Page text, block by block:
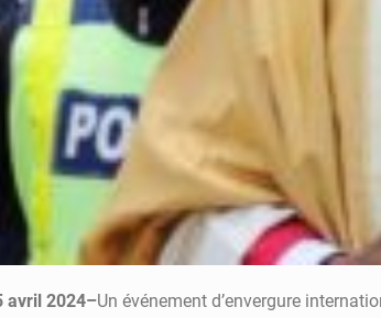
avril 2024–Un événement d’envergure